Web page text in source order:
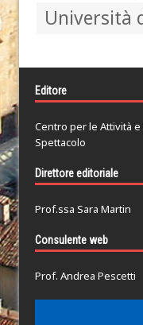
Università
Editore
Centro per le Attività
Spettacolo
Direttore editoriale
Prof.ssa Sara Martin
Consulente web
Prof. Andrea Pescetti